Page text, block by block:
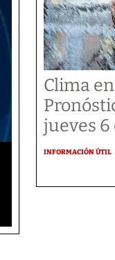
Clima
jueves 6
INFORMACIÓN ÚTIL